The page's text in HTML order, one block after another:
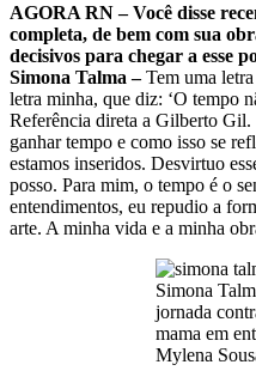
AGORA RN – Você disse
completa, de bem com sua
decisivos para chegar a esse
Simona Talma –Tem uma
letra minha, que diz: ‘O tempo
Referência direta a Gilberto
ganhar tempo e como isso se
estamos inseridos. Desvirtuo
posso. Para mim, o tempo é o
entendimentos, eu repudio a
arte. A minha vida e a minha
Simona
jornada
mama em
Mylena